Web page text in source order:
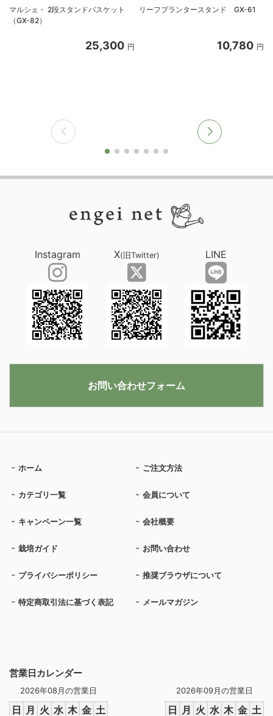
マルシェ・ 2段スタンドバスケット
（GX-82）
25,300 円
リーフプランタースタンド GX-61
10,780 円
営業日カレンダー
2026年08月の営業日
日 月 火 水 木 金 土
2026年09月の営業日
日 月 火 水 木 金 土
ホーム ご注文方法
カテゴリ一覧 会員について
キャンペーン一覧 会社概要
栽培ガイド お問い合わせ
プライバシーポリシー 推奨ブラウザについて
特定商取引法に基づく表記 メールマガジン
Instagram X(旧Twitter) LINE
お問い合わせフォーム